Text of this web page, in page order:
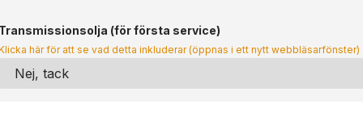
Transmissionsolja (för första service)
här för att se vad detta inkluderar (öppnas i ett nytt webbläsarfönster)